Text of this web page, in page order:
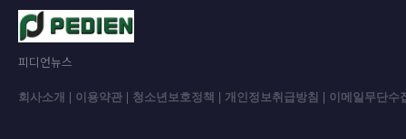
피디언뉴스
회사소개 이용약관 청소년보호정책 개인정보취급방침 이메일무단수